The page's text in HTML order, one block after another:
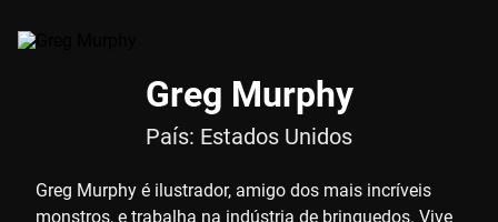
Greg Murphy
País: Estados Unidos
Greg Murphy é ilustrador, amigo dos mais incríveis
monstros, e trabalha na indústria de brinquedos. Vive